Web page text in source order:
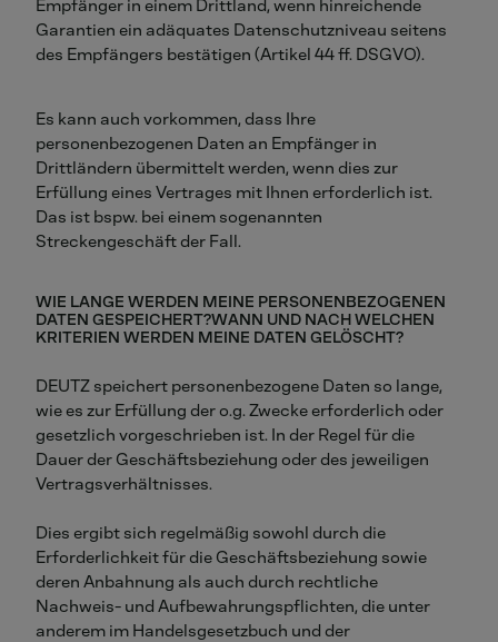
Empfänger in einem Drittland, wenn hinreichende
Garantien ein adäquates Datenschutzniveau seitens
des Empfängers bestätigen (Artikel 44 ff. DSGVO).
Es kann auch vorkommen, dass Ihre
personenbezogenen Daten an Empfänger in
Drittländern übermittelt werden, wenn dies zur
Erfüllung eines Vertrages mit Ihnen erforderlich ist.
Das ist bspw. bei einem sogenannten
Streckengeschäft der Fall.
WIE LANGE WERDEN MEINE PERSONENBEZOGENEN
DATEN GESPEICHERT?WANN UND NACH WELCHEN
KRITERIEN WERDEN MEINE DATEN GELÖSCHT?
DEUTZ speichert personenbezogene Daten so lange,
wie es zur Erfüllung der o.g. Zwecke erforderlich oder
gesetzlich vorgeschrieben ist. In der Regel für die
Dauer der Geschäftsbeziehung oder des jeweiligen
Vertragsverhältnisses.
Dies ergibt sich regelmäßig sowohl durch die
Erforderlichkeit für die Geschäftsbeziehung sowie
deren Anbahnung als auch durch rechtliche
Nachweis- und Aufbewahrungspflichten, die unter
anderem im Handelsgesetzbuch und der